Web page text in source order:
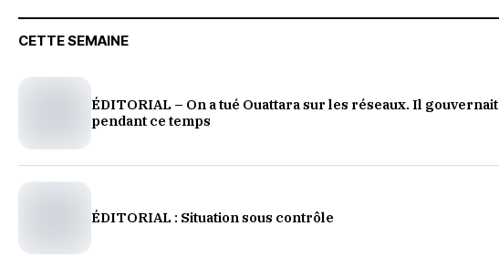
CETTE SEMAINE
ÉDITORIAL – On a tué Ouattara sur les réseaux. Il gouvernait
pendant ce temps
ÉDITORIAL : Situation sous contrôle